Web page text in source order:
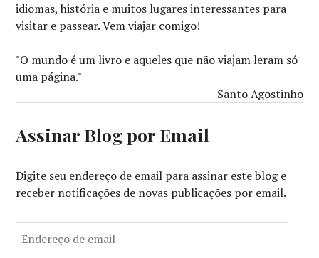
idiomas, história e muitos lugares interessantes para
visitar e passear. Vem viajar comigo!
"O mundo é um livro e aqueles que não viajam leram só
uma página."
— Santo Agostinho
Assinar Blog por Email
Digite seu endereço de email para assinar este blog e
receber notificações de novas publicações por email.
n